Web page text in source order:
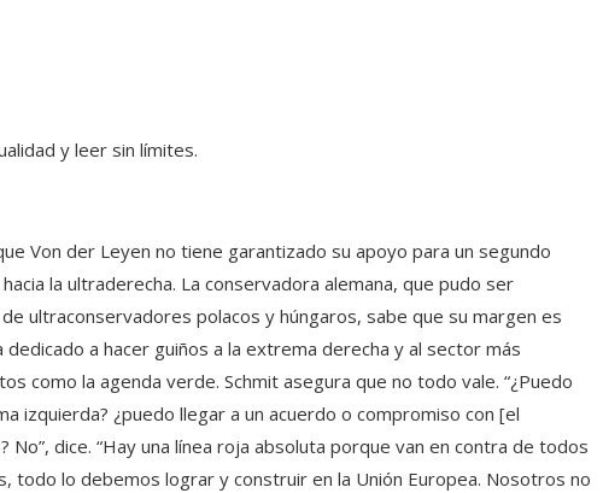
y leer sin límites.
Von der Leyen no tiene garantizado su apoyo para un segundo
la ultraderecha. La conservadora alemana, que pudo ser
ultraconservadores polacos y húngaros, sabe que su margen es
a hacer guiños a la extrema derecha y al sector más
como la agenda verde. Schmit asegura que no todo vale. “¿Puedo
izquierda? ¿puedo llegar a un acuerdo o compromiso con [el
No”, dice. “Hay una línea roja absoluta porque van en contra de todos
todo lo debemos lograr y construir en la Unión Europea. Nosotros no